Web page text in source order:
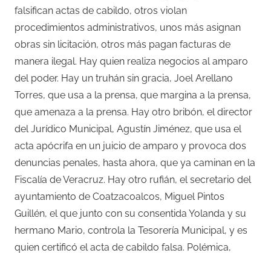
falsifican actas de cabildo, otros violan
procedimientos administrativos, unos más asignan
obras sin licitación, otros más pagan facturas de
manera ilegal. Hay quien realiza negocios al amparo
del poder. Hay un truhán sin gracia, Joel Arellano
Torres, que usa a la prensa, que margina a la prensa,
que amenaza a la prensa. Hay otro bribón, el director
del Jurídico Municipal, Agustín Jiménez, que usa el
acta apócrifa en un juicio de amparo y provoca dos
denuncias penales, hasta ahora, que ya caminan en la
Fiscalía de Veracruz. Hay otro rufián, el secretario del
ayuntamiento de Coatzacoalcos, Miguel Pintos
Guillén, el que junto con su consentida Yolanda y su
hermano Mario, controla la Tesorería Municipal, y es
quien certificó el acta de cabildo falsa. Polémica,